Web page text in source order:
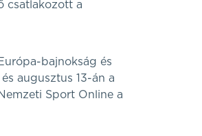
csatlakozott a
bajnokság és
augusztus 13-án a
Sport Online a